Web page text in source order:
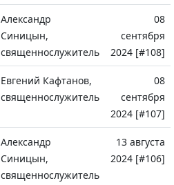
Александр
Синицын,
священнослужитель
08
сентября
2024 [#108]
Евгений Кафтанов,
священнослужитель
08
сентября
2024 [#107]
Александр
Синицын,
священнослужитель
13 августа
2024 [#106]